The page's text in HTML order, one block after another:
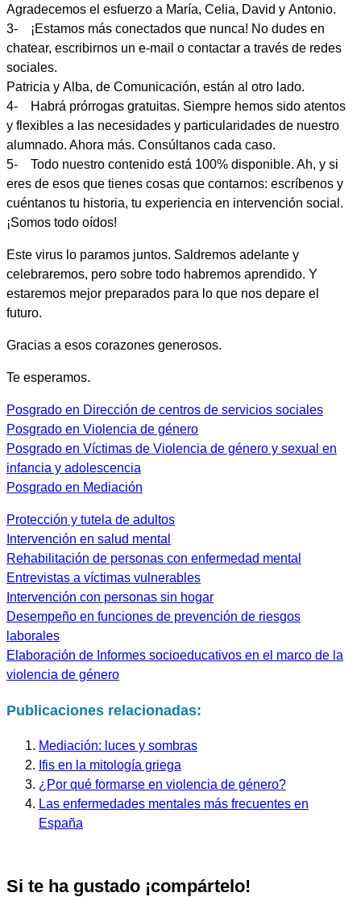
Agradecemos el esfuerzo a María, Celia, David y Antonio.
3- ¡Estamos más conectados que nunca! No dudes en
chatear, escribirnos un e-mail o contactar a través de redes
sociales.
Patricia y Alba, de Comunicación, están al otro lado.
4- Habrá prórrogas gratuitas. Siempre hemos sido atentos
y flexibles a las necesidades y particularidades de nuestro
alumnado. Ahora más. Consúltanos cada caso.
5- Todo nuestro contenido está 100% disponible. Ah, y si
eres de esos que tienes cosas que contarnos: escríbenos y
cuéntanos tu historia, tu experiencia en intervención social.
¡Somos todo oídos!
Este virus lo paramos juntos. Saldremos adelante y
celebraremos, pero sobre todo habremos aprendido. Y
estaremos mejor preparados para lo que nos depare el
futuro.
Gracias a esos corazones generosos.
Te esperamos.
Posgrado en Dirección de centros de servicios sociales
Posgrado en Violencia de género
Posgrado en Víctimas de Violencia de género y sexual en
infancia y adolescencia
Posgrado en Mediación
Protección y tutela de adultos
Intervención en salud mental
Rehabilitación de personas con enfermedad mental
Entrevistas a víctimas vulnerables
Intervención con personas sin hogar
Desempeño en funciones de prevención de riesgos
laborales
Elaboración de Informes socioeducativos en el marco de la
violencia de género
Publicaciones relacionadas:
Mediación: luces y sombras
Ifis en la mitología griega
¿Por qué formarse en violencia de género?
Las enfermedades mentales más frecuentes en
España
Si te ha gustado ¡compártelo!